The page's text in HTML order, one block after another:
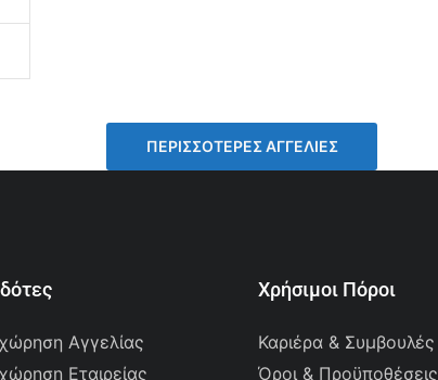
ΠΕΡΙΣΣΌΤΕΡΕΣ ΑΓΓΕΛΊΕΣ
Αγγελίας
Εταιρείας
Χρήσιμοι Πόροι
Καριέρα & Συμβουλές
Όροι & Προϋποθέσεις